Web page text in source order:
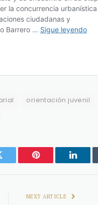
orientación juvenil
Pinterest
NEXT ARTICLE